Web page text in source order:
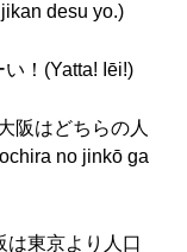
desu yo.)
！(Yatta! Iēi!)
阪はどちらの人
no jinkō ga
は東京より人口